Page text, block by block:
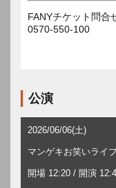
FANYチケット問合
0570-550-100
公演
2026/06/06(土)
マンゲキお笑いライ
開場 12:20 / 開演